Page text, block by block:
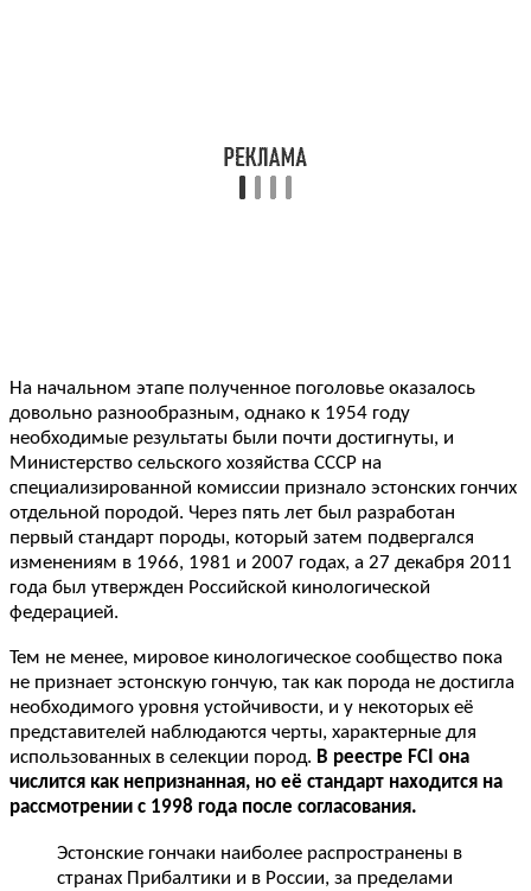
На начальном этапе полученное поголовье оказалось
довольно разнообразным, однако к 1954 году
необходимые результаты были почти достигнуты, и
Министерство сельского хозяйства СССР на
специализированной комиссии признало эстонских гончих
отдельной породой. Через пять лет был разработан
первый стандарт породы, который затем подвергался
изменениям в 1966, 1981 и 2007 годах, а 27 декабря 2011
года был утвержден Российской кинологической
федерацией.
Тем не менее, мировое кинологическое сообщество пока
не признает эстонскую гончую, так как порода не достигла
необходимого уровня устойчивости, и у некоторых её
представителей наблюдаются черты, характерные для
использованных в селекции пород. В реестре FCI она
числится как непризнанная, но её стандарт находится на
рассмотрении с 1998 года после согласования.
Эстонские гончаки наиболее распространены в
странах Прибалтики и в России, за пределами